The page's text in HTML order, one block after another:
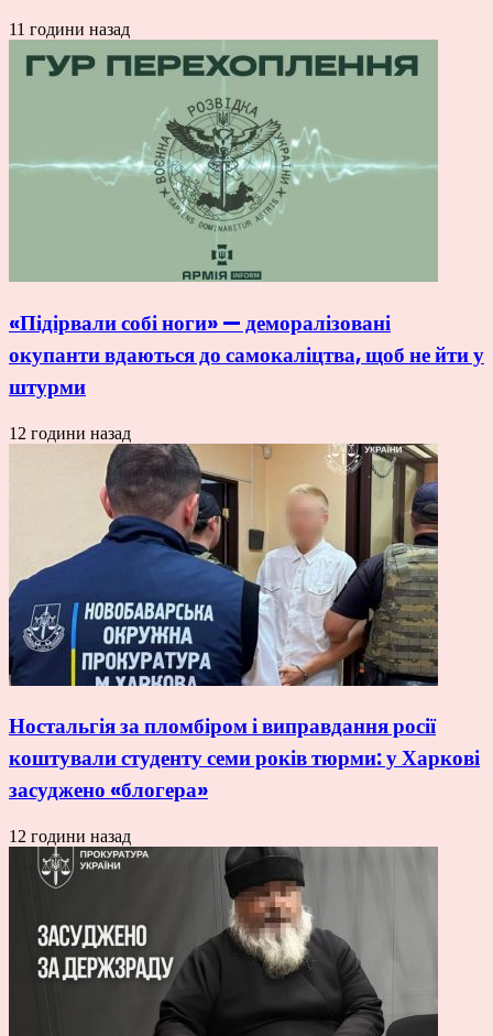
11 години назад
«Підірвали собі ноги» — деморалізовані
окупанти вдаються до самокаліцтва, щоб не йти у
штурми
12 години назад
Ностальгія за пломбіром і виправдання росії
коштували студенту семи років тюрми: у Харкові
засуджено «блогера»
12 години назад